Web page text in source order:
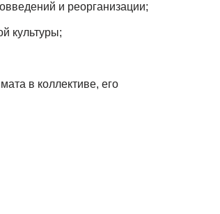
и реорганизации;
культуры;
в коллективе, его